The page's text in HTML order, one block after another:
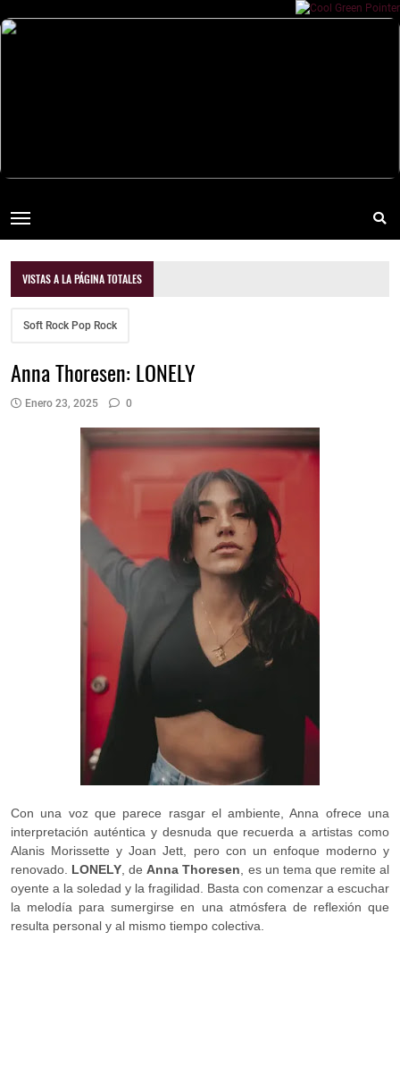
VISTAS A LA PÁGINA TOTALES
Soft Rock Pop Rock
Anna Thoresen: LONELY
Enero 23, 2025 0
Con una voz que parece rasgar el ambiente, Anna ofrece una
interpretación auténtica y desnuda que recuerda a artistas como
Alanis Morissette y Joan Jett, pero con un enfoque moderno y
renovado. LONELY, deAnna Thoresen, es un tema que remite al
oyente a la soledad y la fragilidad. Basta con comenzar a escuchar
la melodía para sumergirse en una atmósfera de reflexión que
resulta personal y al mismo tiempo colectiva.